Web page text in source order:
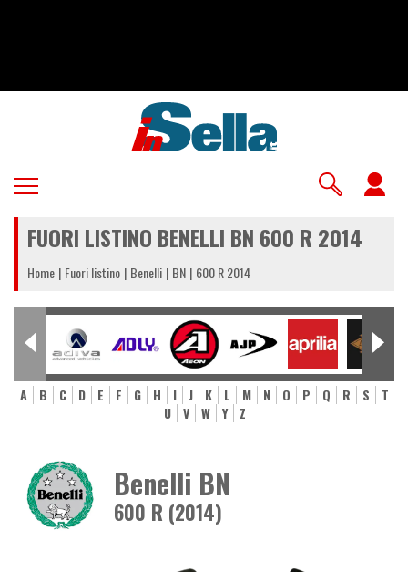
FUORI LISTINO BENELLI BN 600 R 2014
Home Fuori listino Benelli BN 600 R 2014
A B C D E F G H I J K L M N O P Q R S
T
U
V W Y Z
Benelli BN
600 R (2014)